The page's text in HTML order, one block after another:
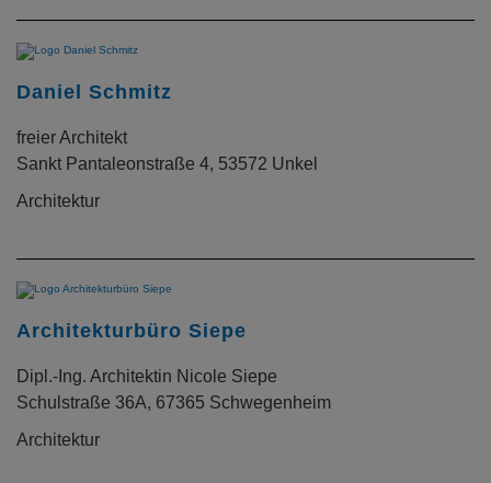
Daniel Schmitz
freier Architekt
Sankt Pantaleonstraße 4, 53572 Unkel
Architektur
Architekturbüro Siepe
Dipl.-Ing. Architektin Nicole Siepe
Schulstraße 36A, 67365 Schwegenheim
Architektur